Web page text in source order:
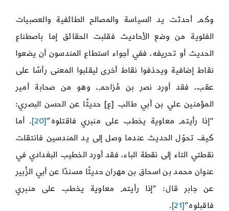
وكم أحدثت يد السياسة والمصالح الطائفية والعصبيات
الفئوية من وضع الأحاديث فقلبت الحقائق إما باصطناع
الحديث أو تحريفه، ففي أجواء استطاع المندسون أن يضعوا
نقاط إضافية ويحذفوا نقاط أخرى ليقلبوا المعنى رأسًا على
عقب، فقد أورد نصر بن مُزاحم، وهو من صحابة أمير
المؤمنين علي بن أبي طالب [ع] حديثًا عن الحسن البصري:
“إذا رأيتم معاوية يخطب على منبري فاقتلوه”[20]
. أما
كيف تحوّل الحديث عندما وصل إلى يد المندسين فانتقلت
نقطتي التاء إلى نقطة الباء، فقد أورد الخطيب البغدادي في
عنوان محمد بن اسحاق بن مهران حديثًا مسندًا عن أبي الزُبير
عن جابر قال: “إذا رأيتم معاوية يخطب على منبري
فاقبلوه”[21]
.